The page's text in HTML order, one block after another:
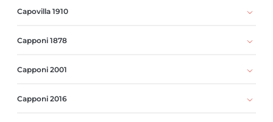
Capovilla 1910
Capponi 1878
Capponi 2001
Capponi 2016